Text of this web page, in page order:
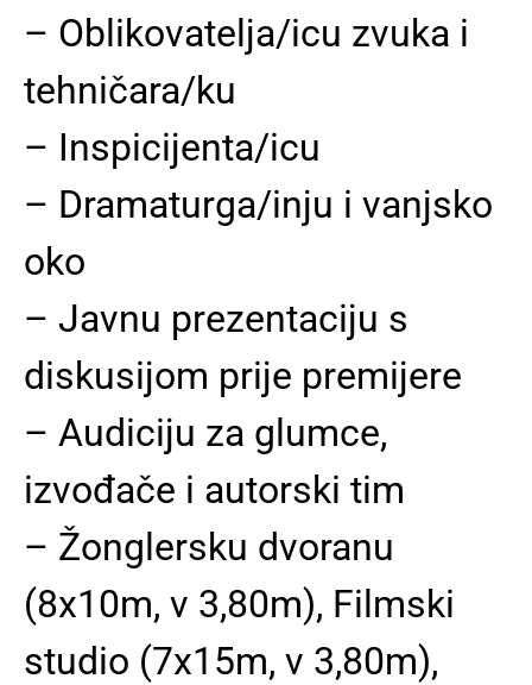
– Oblikovatelja/icu zvuka i
tehničara/ku
– Inspicijenta/icu
– Dramaturga/inju i vanjsko
oko
– Javnu prezentaciju s
diskusijom prije premijere
– Audiciju za glumce,
izvođače i autorski tim
– Žonglersku dvoranu
(8x10m, v 3,80m), Filmski
studio (7x15m, v 3,80m),